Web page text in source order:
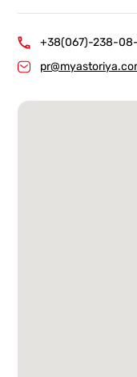
+38(067)-238-